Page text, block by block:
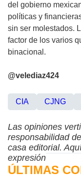
del gobierno
políticas y
sin ser molestados.
factor de los varios
binacional.
@velediaz424
CIA CJNG
Las opiniones
responsabilidad
casa editorial.
expresión
ÚLTIMAS